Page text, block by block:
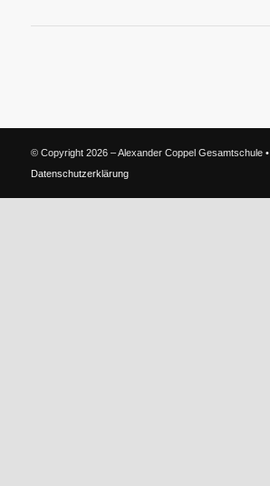
© Copyright 2026 – Alexander Coppel Gesamtschule •
Datenschutzerklärung